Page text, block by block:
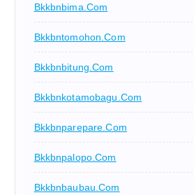
Bkkbnbima.com
Bkkbntomohon.com
Bkkbnbitung.com
Bkkbnkotamobagu.com
Bkkbnparepare.com
Bkkbnpalopo.com
Bkkbnbaubau.com